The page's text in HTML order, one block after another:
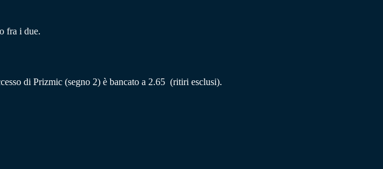
fra i due.
di Prizmic (segno 2) è bancato a 2.65 (ritiri esclusi).